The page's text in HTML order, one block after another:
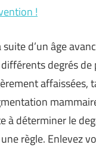
!
d’un âge
degrés
affaissées,
à déterminer le
règle. Enlevez